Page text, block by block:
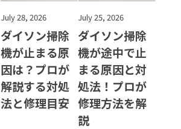
July 28, 2026
ダイソン掃除
機が止まる原
因は？プロが
解説する対処
法と修理目安
July 25, 2026
ダイソン掃除
機が途中で止
まる原因と対
処法！プロが
修理方法を解
説